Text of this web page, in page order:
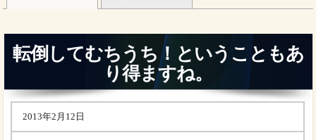
転倒してむちうち！ということもあ
り得ますね。
2013年2月12日